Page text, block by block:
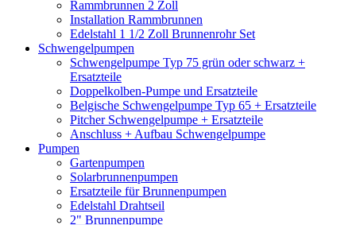
Rammbrunnen 2 Zoll
Installation Rammbrunnen
Edelstahl 1 1/2 Zoll Brunnenrohr Set
Schwengelpumpen
Schwengelpumpe Typ 75 grün oder schwarz +
Ersatzteile
Doppelkolben-Pumpe und Ersatzteile
Belgische Schwengelpumpe Typ 65 + Ersatzteile
Pitcher Schwengelpumpe + Ersatzteile
Anschluss + Aufbau Schwengelpumpe
Pumpen
Gartenpumpen
Solarbrunnenpumpen
Ersatzteile für Brunnenpumpen
Edelstahl Drahtseil
2" Brunnenpumpe